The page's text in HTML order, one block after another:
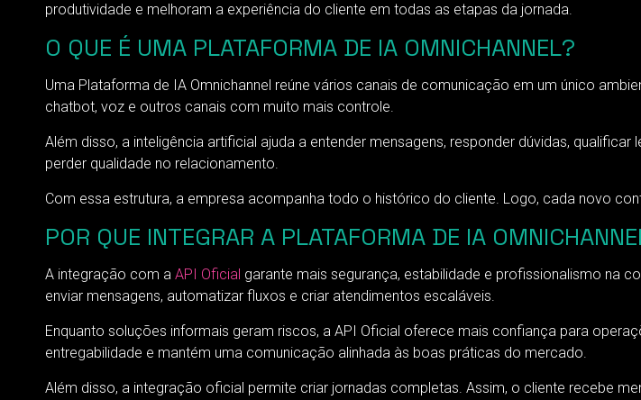
produtividade e melhoram a experiência do cliente em todas as etapas da jornada.
O QUE É UMA PLATAFORMA DE IA OMNICHANNEL?
Uma Plataforma de IA Omnichannel reúne vários canais de comunicação em um único
chatbot, voz e outros canais com muito mais controle.
Além disso, a inteligência artificial ajuda a entender mensagens, responder dúvidas,
perder qualidade no relacionamento.
Com essa estrutura, a empresa acompanha todo o histórico do cliente. Logo, cada novo
POR QUE INTEGRAR A PLATAFORMA DE IA
A integração com aAPI Oficial garante mais segurança, estabilidade e profissionalismo na
enviar mensagens, automatizar fluxos e criar atendimentos escaláveis.
Enquanto soluções informais geram riscos, a API Oficial oferece mais confiança para
entregabilidade e mantém uma comunicação alinhada às boas práticas do mercado.
Além disso, a integração oficial permite criar jornadas completas. Assim, o cliente recebe